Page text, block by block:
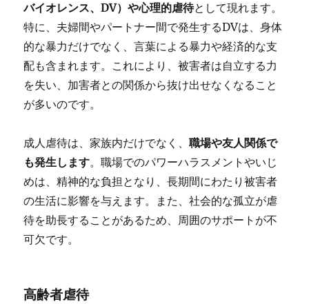
バイオレンス、DV）や心理的虐待として現れます。
特に、夫婦間やパートナー間で発生するDVは、身体
的な暴力だけでなく、言葉による暴力や経済的な支
配も含まれます。これにより、被害者は自立する力
を失い、加害者との関係から抜け出せなくなること
が多いのです。
成人虐待は、家族内だけでなく、職場や友人関係で
も発生します。職場でのパワーハラスメントやいじ
めは、精神的な負担となり、長期間にわたり被害者
の生活に影響を与えます。また、社会的な孤立が虐
待を助長することがあるため、周囲のサポートが不
可欠です。
高齢者虐待